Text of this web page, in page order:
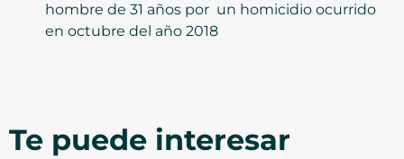
hombre de 31 años por un homicidio ocurrido
en octubre del año 2018
Te puede interesar